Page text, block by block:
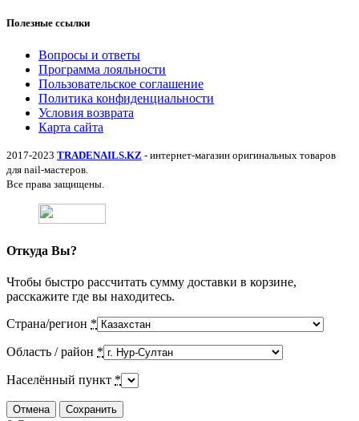
Полезные ссылки
Вопросы и ответы
Программа лояльности
Пользовательское соглашение
Политика конфиденциальности
Условия возврата
Карта сайта
2017-2023 TRADENAILS.KZ - интернет-магазин оригинальных товаров
для nail-мастеров.
Все права защищены.
Откуда Вы?
Чтобы быстро рассчитать сумму доставки в корзине,
расскажите где вы находитесь.
Страна/регион *
Область / район *
Населённый пункт *
Отмена Сохранить